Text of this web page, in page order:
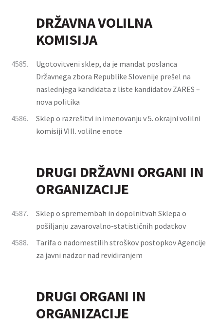
DRŽAVNA VOLILNA
KOMISIJA
4585.
Ugotovitveni sklep, da je mandat poslanca
Državnega zbora Republike Slovenije prešel na
naslednjega kandidata z liste kandidatov ZARES –
nova politika
4586.
Sklep o razrešitvi in imenovanju v 5. okrajni volilni
komisiji VIII. volilne enote
DRUGI DRŽAVNI ORGANI IN
ORGANIZACIJE
4587.
Sklep o spremembah in dopolnitvah Sklepa o
pošiljanju zavarovalno-statističnih podatkov
4588.
Tarifa o nadomestilih stroškov postopkov Agencije
za javni nadzor nad revidiranjem
DRUGI ORGANI IN
ORGANIZACIJE